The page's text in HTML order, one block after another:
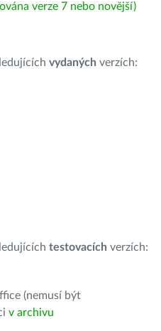
verze 7 nebo novější)
vydaných verzích:
testovacích verzích:
(nemusí být
v archivu